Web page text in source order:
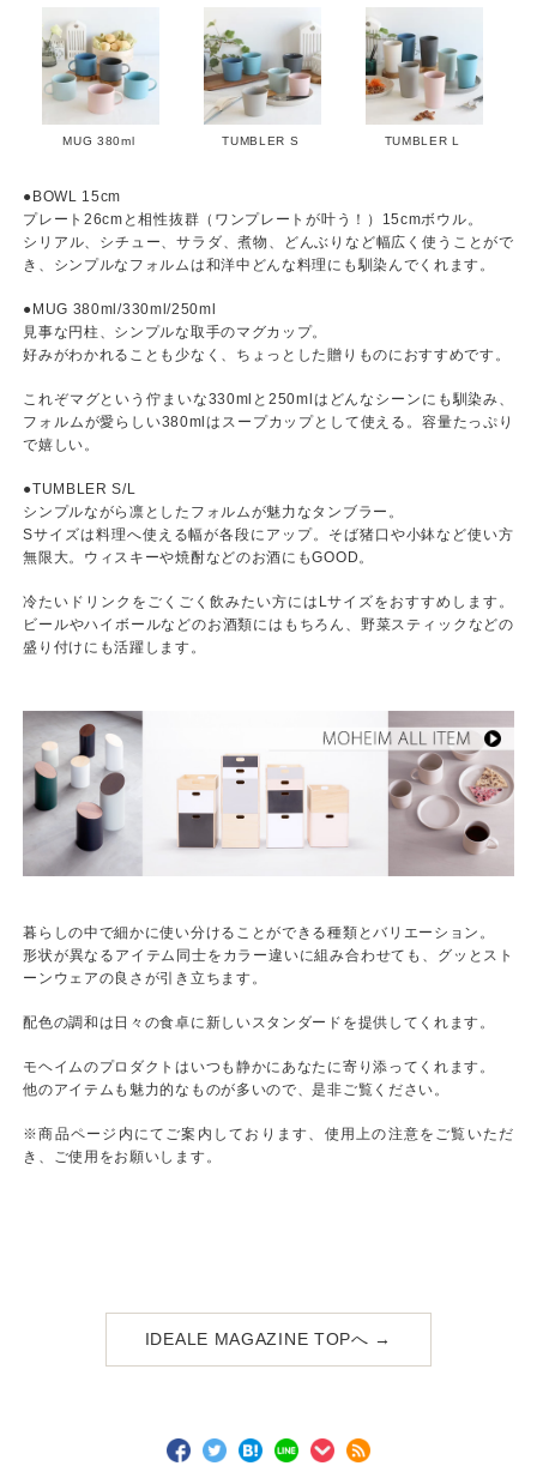
MUG 380ml TUMBLER S TUMBLER L
●BOWL 15cm
プレート26cmと相性抜群（ワンプレートが叶う！）15cmボウル。
シリアル、シチュー、サラダ、煮物、どんぶりなど幅広く使うことがで
き、シンプルなフォルムは和洋中どんな料理にも馴染んでくれます。
●MUG 380ml/330ml/250ml
見事な円柱、シンプルな取手のマグカップ。
好みがわかれることも少なく、ちょっとした贈りものにおすすめです。
これぞマグという佇まいな330mlと250mlはどんなシーンにも馴染み、
フォルムが愛らしい380mlはスープカップとして使える。容量たっぷり
で嬉しい。
●TUMBLER S/L
シンプルながら凛としたフォルムが魅力なタンブラー。
Sサイズは料理へ使える幅が各段にアップ。そば猪口や小鉢など使い方
無限大。ウィスキーや焼酎などのお酒にもGOOD。
冷たいドリンクをごくごく飲みたい方にはLサイズをおすすめします。
ビールやハイボールなどのお酒類にはもちろん、野菜スティックなどの
盛り付けにも活躍します。
暮らしの中で細かに使い分けることができる種類とバリエーション。
形状が異なるアイテム同士をカラー違いに組み合わせても、グッとスト
ーンウェアの良さが引き立ちます。
配色の調和は日々の食卓に新しいスタンダードを提供してくれます。
モヘイムのプロダクトはいつも静かにあなたに寄り添ってくれます。
他のアイテムも魅力的なものが多いので、是非ご覧ください。
※商品ページ内にてご案内しております、使用上の注意をご覧いただ
き、ご使用をお願いします。
IDEALE MAGAZINE TOPへ →